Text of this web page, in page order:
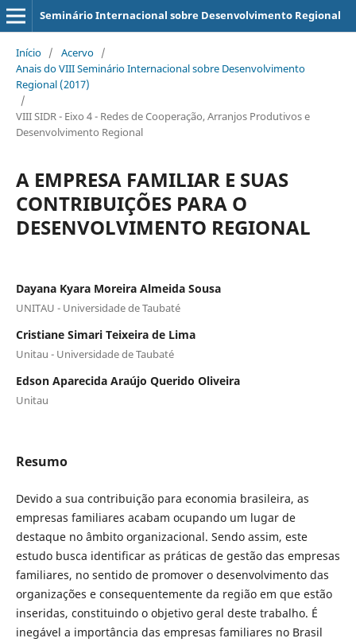
Seminário Internacional sobre Desenvolvimento Regional
Início / Acervo /
Anais do VIII Seminário Internacional sobre Desenvolvimento
Regional (2017)
/
VIII SIDR - Eixo 4 - Redes de Cooperação, Arranjos Produtivos e
Desenvolvimento Regional
A EMPRESA FAMILIAR E SUAS
CONTRIBUIÇÕES PARA O
DESENVOLVIMENTO REGIONAL
Dayana Kyara Moreira Almeida Sousa
UNITAU - Universidade de Taubaté
Cristiane Simari Teixeira de Lima
Unitau - Universidade de Taubaté
Edson Aparecida Araújo Querido Oliveira
Unitau
Resumo
Devido a sua contribuição para economia brasileira, as
empresas familiares acabam ocupando um lugar de
destaque no âmbito organizacional. Sendo assim, este
estudo busca identificar as práticas de gestão das empresas
familiares, no sentido de promover o desenvolvimento das
organizações e consequentemente da região em que estão
inseridas, constituindo o objetivo geral deste trabalho. É
inegável a importância das empresas familiares no Brasil